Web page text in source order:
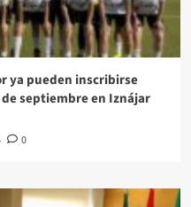
ya pueden inscribirse
septiembre en Iznájar
0